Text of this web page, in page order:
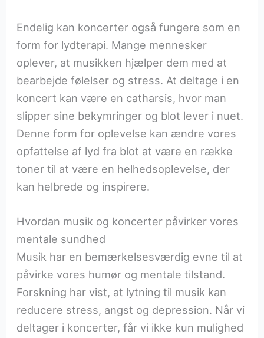
Endelig kan koncerter også fungere som en
form for lydterapi. Mange mennesker
oplever, at musikken hjælper dem med at
bearbejde følelser og stress. At deltage i en
koncert kan være en catharsis, hvor man
slipper sine bekymringer og blot lever i nuet.
Denne form for oplevelse kan ændre vores
opfattelse af lyd fra blot at være en række
toner til at være en helhedsoplevelse, der
kan helbrede og inspirere.
Hvordan musik og koncerter påvirker vores
mentale sundhed
Musik har en bemærkelsesværdig evne til at
påvirke vores humør og mentale tilstand.
Forskning har vist, at lytning til musik kan
reducere stress, angst og depression. Når vi
deltager i koncerter, får vi ikke kun mulighed